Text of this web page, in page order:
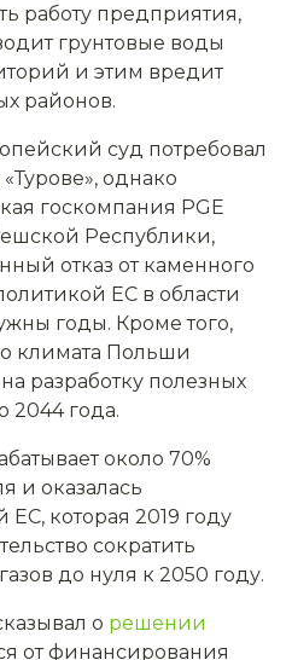
работу предприятия,
грунтовые воды
и этим вредит
районов.
суд потребовал
однако
госкомпания PGE
Республики,
отказ от каменного
ЕС в области
годы. Кроме того,
климата Польши
разработку полезных
2044 года.
около 70%
и оказалась
которая 2019 году
сократить
до нуля к 2050 году.
о решении
от финансирования